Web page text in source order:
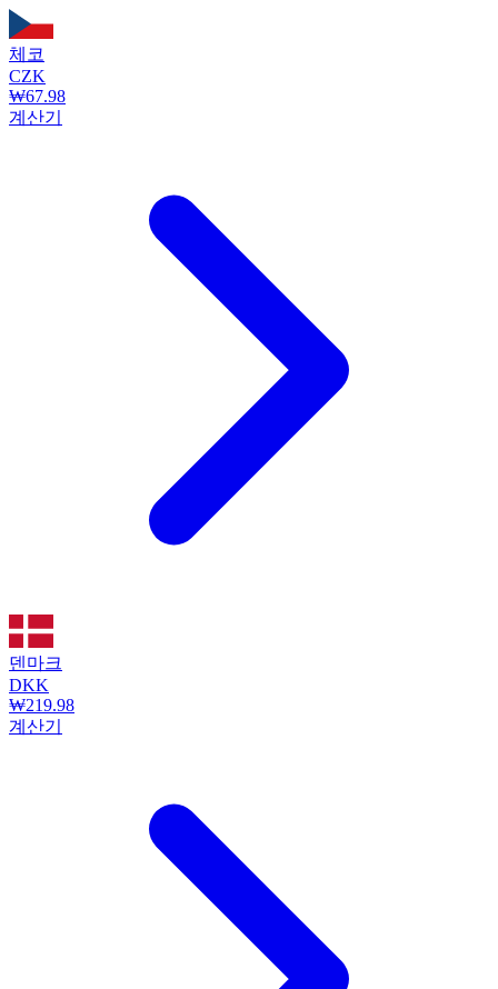
체코
CZK
₩67.98
계산기
덴마크
DKK
₩219.98
계산기